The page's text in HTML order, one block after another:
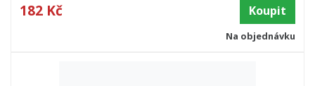
182 Kč Koupit
Na objednávku